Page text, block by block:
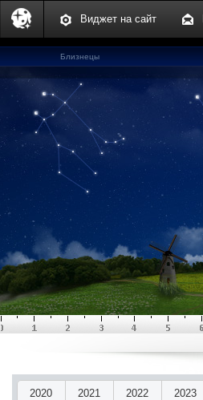
Виджет на сайт
Близнецы
2020 2021 2022 2023